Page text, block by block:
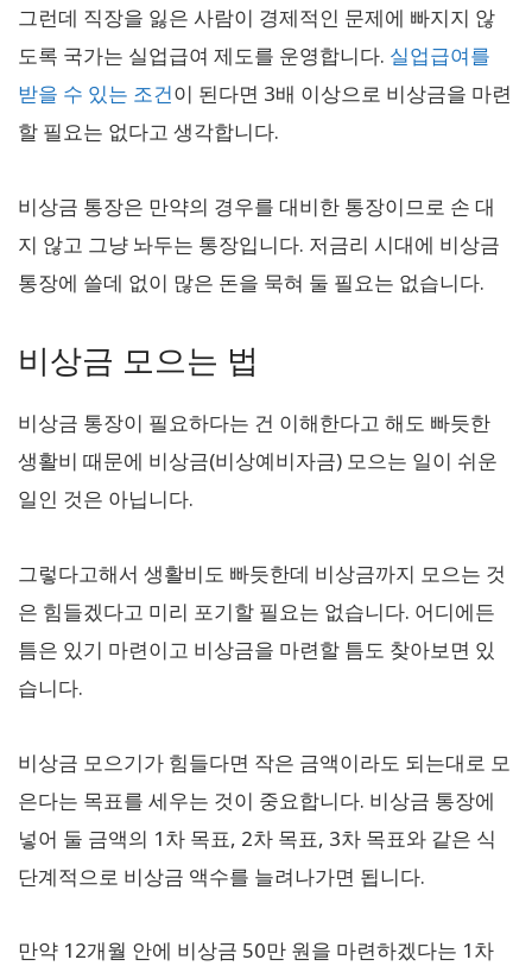
그런데 직장을 잃은 사람이 경제적인 문제에 빠지지 않
도록 국가는 실업급여 제도를 운영합니다. 실업급여를
받을 수 있는 조건이 된다면 3배 이상으로 비상금을 마련
할 필요는 없다고 생각합니다.
비상금 통장은 만약의 경우를 대비한 통장이므로 손 대
지 않고 그냥 놔두는 통장입니다. 저금리 시대에 비상금
통장에 쓸데 없이 많은 돈을 묵혀 둘 필요는 없습니다.
비상금 모으는 법
비상금 통장이 필요하다는 건 이해한다고 해도 빠듯한
생활비 때문에 비상금(비상예비자금) 모으는 일이 쉬운
일인 것은 아닙니다.
그렇다고해서 생활비도 빠듯한데 비상금까지 모으는 것
은 힘들겠다고 미리 포기할 필요는 없습니다. 어디에든
틈은 있기 마련이고 비상금을 마련할 틈도 찾아보면 있
습니다.
비상금 모으기가 힘들다면 작은 금액이라도 되는대로 모
은다는 목표를 세우는 것이 중요합니다. 비상금 통장에
넣어 둘 금액의 1차 목표, 2차 목표, 3차 목표와 같은 식
단계적으로 비상금 액수를 늘려나가면 됩니다.
만약 12개월 안에 비상금 50만 원을 마련하겠다는 1차